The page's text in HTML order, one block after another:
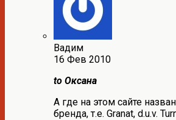
Вадим
16 Фев 2010
to Оксана
А где на этом сайте
бренда, т.е. Granat, d.u.v.